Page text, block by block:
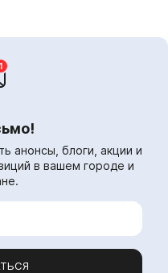
анонсы, блоги, акции и
в вашем городе и